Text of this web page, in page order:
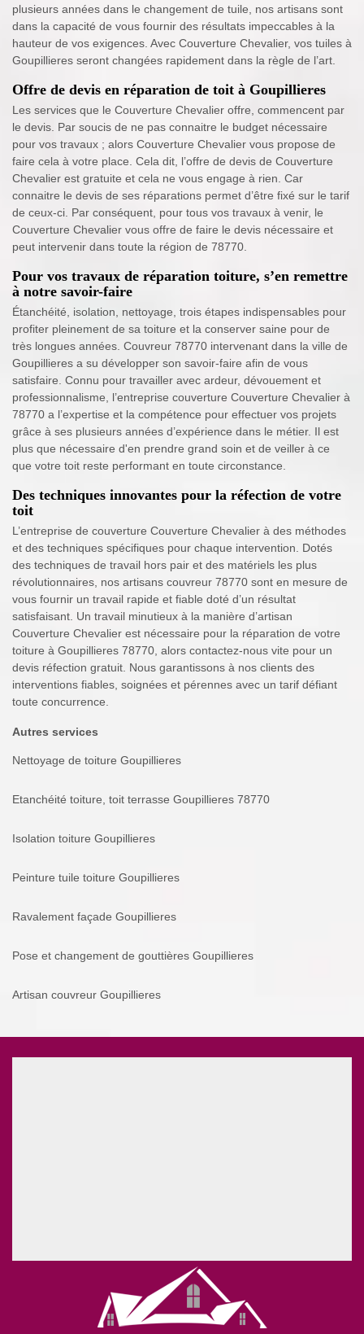
plusieurs années dans le changement de tuile, nos artisans sont
dans la capacité de vous fournir des résultats impeccables à la
hauteur de vos exigences. Avec Couverture Chevalier, vos tuiles à
Goupillieres seront changées rapidement dans la règle de l’art.
Offre de devis en réparation de toit à Goupillieres
Les services que le Couverture Chevalier offre, commencent par
le devis. Par soucis de ne pas connaitre le budget nécessaire
pour vos travaux ; alors Couverture Chevalier vous propose de
faire cela à votre place. Cela dit, l’offre de devis de Couverture
Chevalier est gratuite et cela ne vous engage à rien. Car
connaitre le devis de ses réparations permet d’être fixé sur le tarif
de ceux-ci. Par conséquent, pour tous vos travaux à venir, le
Couverture Chevalier vous offre de faire le devis nécessaire et
peut intervenir dans toute la région de 78770.
Pour vos travaux de réparation toiture, s’en remettre
à notre savoir-faire
Étanchéité, isolation, nettoyage, trois étapes indispensables pour
profiter pleinement de sa toiture et la conserver saine pour de
très longues années. Couvreur 78770 intervenant dans la ville de
Goupillieres a su développer son savoir-faire afin de vous
satisfaire. Connu pour travailler avec ardeur, dévouement et
professionnalisme, l’entreprise couverture Couverture Chevalier à
78770 a l’expertise et la compétence pour effectuer vos projets
grâce à ses plusieurs années d’expérience dans le métier. Il est
plus que nécessaire d'en prendre grand soin et de veiller à ce
que votre toit reste performant en toute circonstance.
Des techniques innovantes pour la réfection de votre
toit
L’entreprise de couverture Couverture Chevalier à des méthodes
et des techniques spécifiques pour chaque intervention. Dotés
des techniques de travail hors pair et des matériels les plus
révolutionnaires, nos artisans couvreur 78770 sont en mesure de
vous fournir un travail rapide et fiable doté d’un résultat
satisfaisant. Un travail minutieux à la manière d’artisan
Couverture Chevalier est nécessaire pour la réparation de votre
toiture à Goupillieres 78770, alors contactez-nous vite pour un
devis réfection gratuit. Nous garantissons à nos clients des
interventions fiables, soignées et pérennes avec un tarif défiant
toute concurrence.
Autres services
Nettoyage de toiture Goupillieres
Etanchéité toiture, toit terrasse Goupillieres 78770
Isolation toiture Goupillieres
Peinture tuile toiture Goupillieres
Ravalement façade Goupillieres
Pose et changement de gouttières Goupillieres
Artisan couvreur Goupillieres